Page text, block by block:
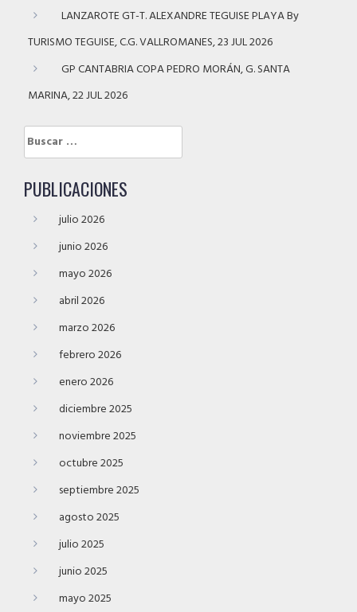
LANZAROTE GT-T. ALEXANDRE TEGUISE PLAYA By
TURISMO TEGUISE, C.G. VALLROMANES, 23 JUL 2026
GP CANTABRIA COPA PEDRO MORÁN, G. SANTA
MARINA, 22 JUL 2026
Buscar:
PUBLICACIONES
julio 2026
junio 2026
mayo 2026
abril 2026
marzo 2026
febrero 2026
enero 2026
diciembre 2025
noviembre 2025
octubre 2025
septiembre 2025
agosto 2025
julio 2025
junio 2025
mayo 2025